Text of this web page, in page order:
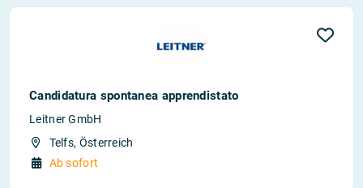
Candidatura spontanea apprendistato
Leitner GmbH
Telfs, Österreich
Ab sofort